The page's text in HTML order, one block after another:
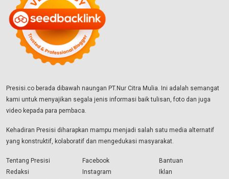
Presisi.co berada dibawah naungan PT.Nur Citra Mulia. Ini adalah semangat
kami untuk menyajikan segala jenis informasi baik tulisan, foto dan juga
video kepada para pembaca.
Kehadiran Presisi diharapkan mampu menjadi salah satu media alternatif
yang konstruktif, kolaboratif dan mengedukasi masyarakat.
Tentang Presisi
Redaksi
Facebook
Instagram
Bantuan
Iklan